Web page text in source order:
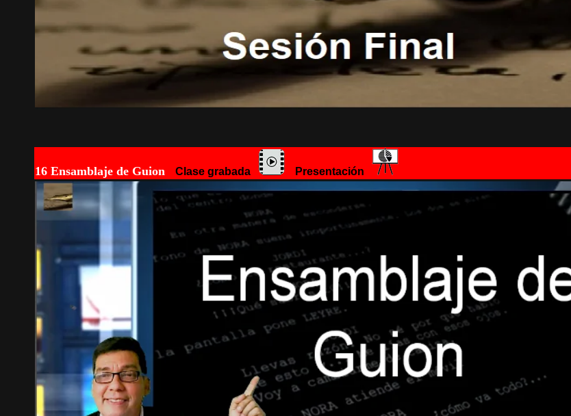
16 Ensamblaje de Guion Clase grabada Presentación